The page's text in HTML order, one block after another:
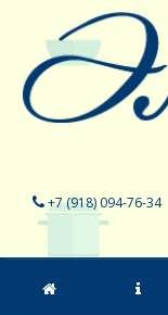
+7 (918) 094-76-34